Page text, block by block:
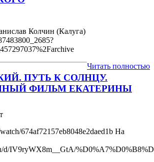
Колчин (Калуга)
Читать полностью
ПУТЬ К СОЛНЦУ.
ФИЛЬМ ЕКАТЕРИНЫ
674af72157eb8048e2daed1b На
d/IV9ryWX8m__GtA/